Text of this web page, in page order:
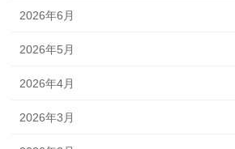
2026年6月
2026年5月
2026年4月
2026年3月